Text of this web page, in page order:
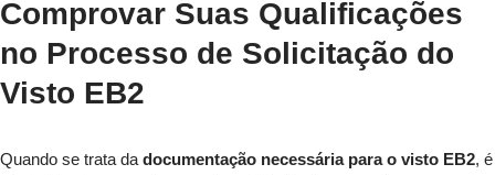
Comprovar Suas Qualificações
no Processo de Solicitação do
Visto EB2
Quando se trata da documentação necessária para o visto EB2, é